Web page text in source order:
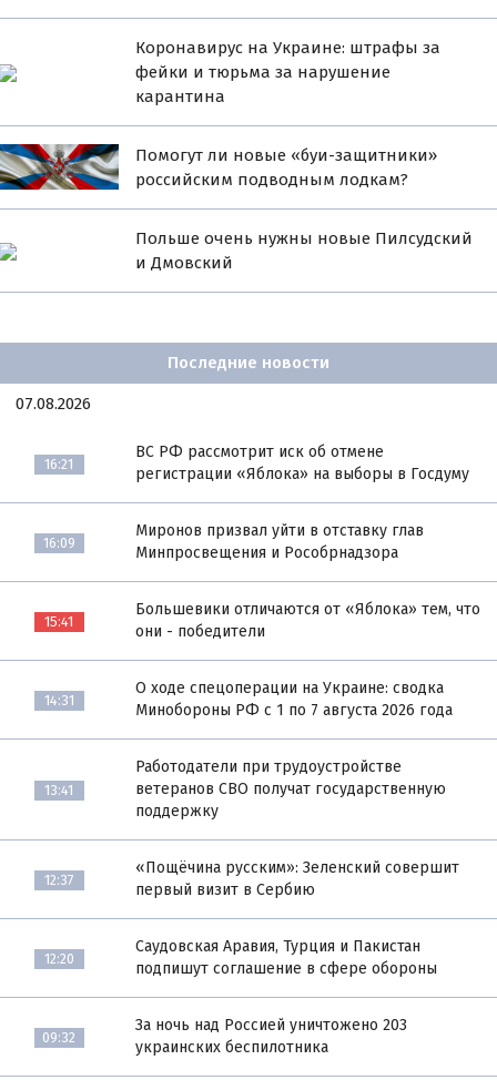
Коронавирус на Украине: штрафы за
фейки и тюрьма за нарушение
карантина
Помогут ли новые «буи-защитники»
российским подводным лодкам?
Польше очень нужны новые Пилсудский
и Дмовский
Последние новости
07.08.2026
16:21
ВС РФ рассмотрит иск об отмене
регистрации «Яблока» на выборы в Госдуму
16:09
Миронов призвал уйти в отставку глав
Минпросвещения и Рособрнадзора
15:41
Большевики отличаются от «Яблока» тем, что
они - победители
14:31
О ходе спецоперации на Украине: сводка
Минобороны РФ с 1 по 7 августа 2026 года
13:41
Работодатели при трудоустройстве
ветеранов СВО получат государственную
поддержку
12:37
«Пощёчина русским»: Зеленский совершит
первый визит в Сербию
12:20
Саудовская Аравия, Турция и Пакистан
подпишут соглашение в сфере обороны
09:32
За ночь над Россией уничтожено 203
украинских беспилотника